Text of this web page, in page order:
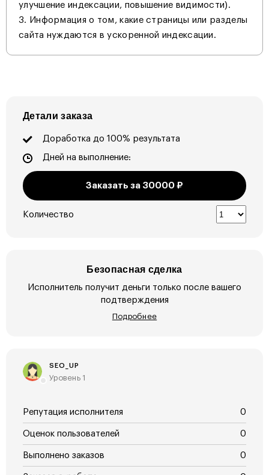
улучшение индексации, повышение видимости).
Информация о том, какие страницы или разделы
сайта нуждаются в ускоренной индексации.
Детали заказа
Доработка до 100% результата
Дней на выполнение:
Заказать за 30000 ₽
Количество
Безопасная сделка
Исполнитель получит деньги только после вашего
подтверждения
Подробнее
SEO_UP
Уровень 1
Репутация исполнителя 0
Оценок пользователей 0
Выполнено заказов 0